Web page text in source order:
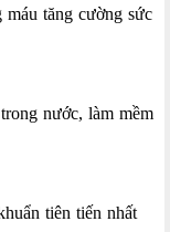
tăng cường sức
nước, làm mềm
tiên tiến nhất